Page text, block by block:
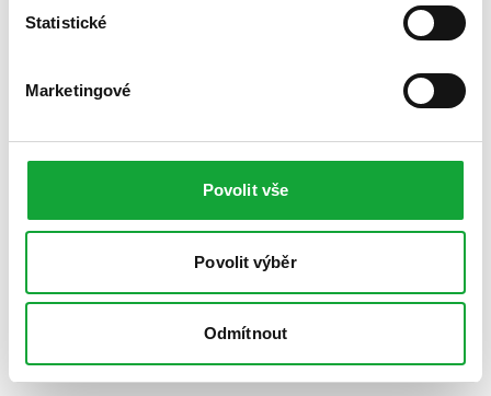
Statistické
Marketingové
Povolit vše
Povolit výběr
Odmítnout